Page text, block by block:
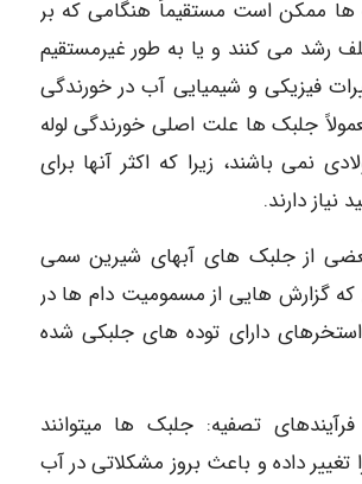
ممکن است مستقیماً هنگامی که بر
رشد می کنند و یا به طور غیرمستقیم
فیزیکی و شیمیایی آب در خورندگی
جلبک ها علت اصلی خورندگی لوله
نمی باشند، زیرا که اکثر آنها برای
نیاز دارند.
از جلبک های آبهای شیرین سمی
گزارش هایی از مسمومیت دام ها در
دارای توده های جلبکی شده
تصفیه: جلبک ها میتوانند
داده و باعث بروز مشکلاتی در آب